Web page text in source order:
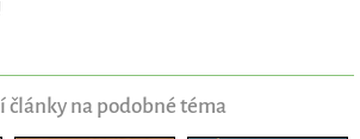
články na podobné téma